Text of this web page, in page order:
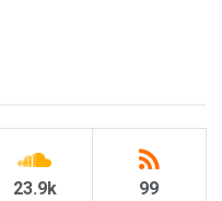
23.9k 99